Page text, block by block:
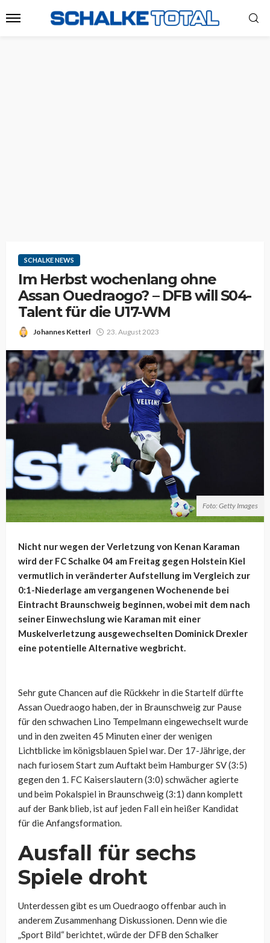
SCHALKE NEWS
Im Herbst wochenlang ohne
Assan Ouedraogo? – DFB will S04-
Talent für die U17-WM
Johannes Ketterl 23. August 2023
Foto: Getty Images
Nicht nur wegen der Verletzung von Kenan Karaman
wird der FC Schalke 04 am Freitag gegen Holstein Kiel
vermutlich in veränderter Aufstellung im Vergleich zur
0:1-Niederlage am vergangenen Wochenende bei
Eintracht Braunschweig beginnen, wobei mit dem nach
seiner Einwechslung wie Karaman mit einer
Muskelverletzung ausgewechselten Dominick Drexler
eine potentielle Alternative wegbricht.
Sehr gute Chancen auf die Rückkehr in die Startelf dürfte
Assan Ouedraogo haben, der in Braunschweig zur Pause
für den schwachen Lino Tempelmann eingewechselt wurde
und in den zweiten 45 Minuten einer der wenigen
Lichtblicke im königsblauen Spiel war. Der 17-Jährige, der
nach furiosem Start zum Auftakt beim Hamburger SV (3:5)
gegen den 1. FC Kaiserslautern (3:0) schwächer agierte
und beim Pokalspiel in Braunschweig (3:1) dann komplett
auf der Bank blieb, ist auf jeden Fall ein heißer Kandidat
für die Anfangsformation.
Ausfall für sechs
Spiele droht
Unterdessen gibt es um Ouedraogo offenbar auch in
anderem Zusammenhang Diskussionen. Denn wie die
„Sport Bild“ berichtet, würde der DFB den Schalker